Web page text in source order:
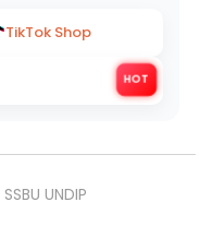
TikTok Shop
HOT
SSBU UNDIP